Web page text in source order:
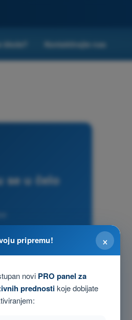
škola? Kontaktirajte nas
se u čelo
puta.
ima prvenstvo
×
pripremu!
novi PRO panel za
prednostikoje dobijate